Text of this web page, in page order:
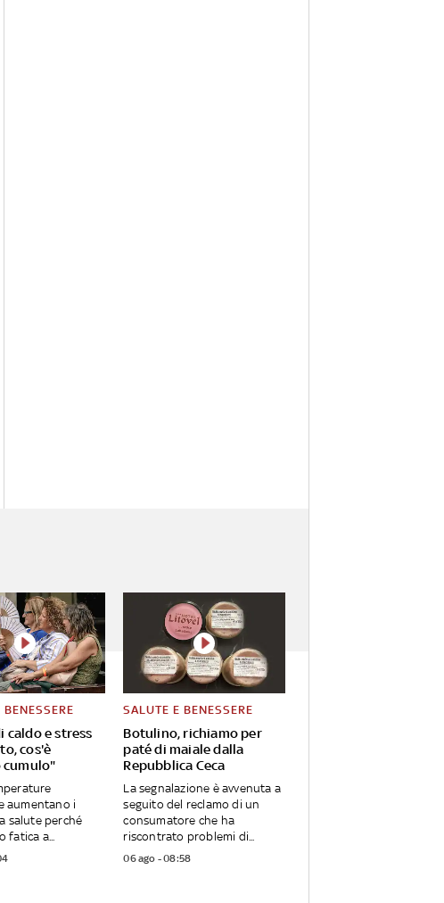
caldo e stress
cos'è
aumentano i
salute perché
fatica a...
Botulino, richiamo per
paté di maiale dalla
Repubblica Ceca
SALUTE E BENESSERE
La segnalazione è avvenuta a
seguito del reclamo di un
consumatore che ha
riscontrato problemi di...
06 ago - 08:58